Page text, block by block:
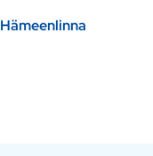
Hämeenlinna